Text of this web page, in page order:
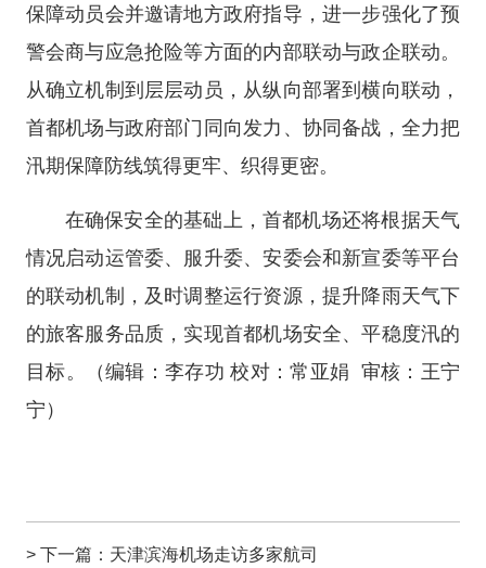
保障动员会并邀请地方政府指导，进一步强化了预
警会商与应急抢险等方面的内部联动与政企联动。
从确立机制到层层动员，从纵向部署到横向联动，
首都机场与政府部门同向发力、协同备战，全力把
汛期保障防线筑得更牢、织得更密。
在确保安全的基础上，首都机场还将根据天气
情况启动运管委、服升委、安委会和新宣委等平台
的联动机制，及时调整运行资源，提升降雨天气下
的旅客服务品质，实现首都机场安全、平稳度汛的
目标。
（编辑：李存功 校对：常亚娟 审核：王宁
宁）
> 下一篇： 天津滨海机场走访多家航司